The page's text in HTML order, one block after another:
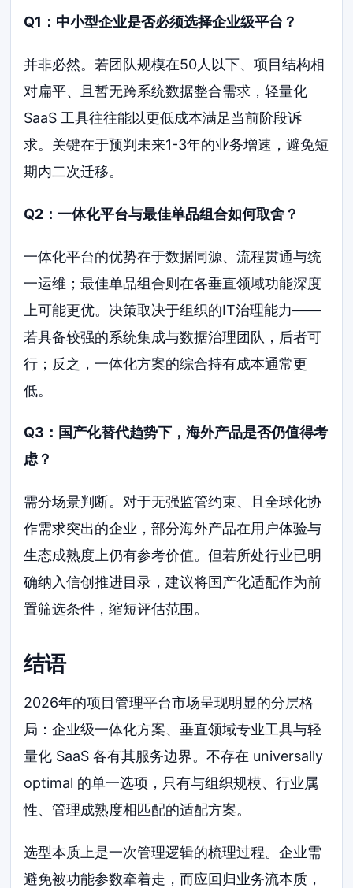
Q1：中小型企业是否必须选择企业级平台？
并非必然。若团队规模在50人以下、项目结构相
对扁平、且暂无跨系统数据整合需求，轻量化
SaaS 工具往往能以更低成本满足当前阶段诉
求。关键在于预判未来1-3年的业务增速，避免短
期内二次迁移。
Q2：一体化平台与最佳单品组合如何取舍？
一体化平台的优势在于数据同源、流程贯通与统
一运维；最佳单品组合则在各垂直领域功能深度
上可能更优。决策取决于组织的IT治理能力——
若具备较强的系统集成与数据治理团队，后者可
行；反之，一体化方案的综合持有成本通常更
低。
Q3：国产化替代趋势下，海外产品是否仍值得考
虑？
需分场景判断。对于无强监管约束、且全球化协
作需求突出的企业，部分海外产品在用户体验与
生态成熟度上仍有参考价值。但若所处行业已明
确纳入信创推进目录，建议将国产化适配作为前
置筛选条件，缩短评估范围。
结语
2026年的项目管理平台市场呈现明显的分层格
局：企业级一体化方案、垂直领域专业工具与轻
量化 SaaS 各有其服务边界。不存在 universally
optimal 的单一选项，只有与组织规模、行业属
性、管理成熟度相匹配的适配方案。
选型本质上是一次管理逻辑的梳理过程。企业需
避免被功能参数牵着走，而应回归业务流本质，